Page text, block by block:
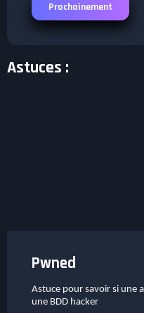
Prochainement
Astuces :
Pwned
Astuce pour savoir si une
une BDD hacker